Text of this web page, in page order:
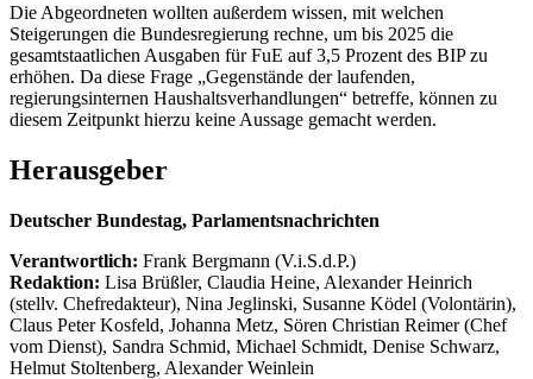
Die Abgeordneten wollten außerdem wissen, mit welchen
Steigerungen die Bundesregierung rechne, um bis 2025 die
gesamtstaatlichen Ausgaben für FuE auf 3,5 Prozent des BIP zu
erhöhen. Da diese Frage „Gegenstände der laufenden,
regierungsinternen Haushaltsverhandlungen“ betreffe, können zu
diesem Zeitpunkt hierzu keine Aussage gemacht werden.
Herausgeber
Deutscher Bundestag, Parlamentsnachrichten
Verantwortlich: Frank Bergmann (V.i.S.d.P.)
Redaktion: Lisa Brüßler, Claudia Heine, Alexander Heinrich
(stellv. Chefredakteur), Nina Jeglinski, Susanne Ködel (Volontärin),
Claus Peter Kosfeld, Johanna Metz, Sören Christian Reimer (Chef
vom Dienst), Sandra Schmid, Michael Schmidt, Denise Schwarz,
Helmut Stoltenberg, Alexander Weinlein